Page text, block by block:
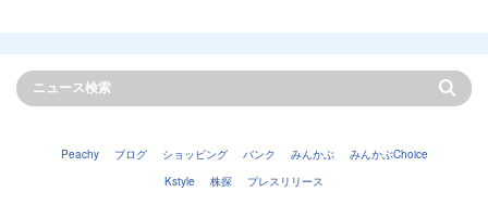
Peachy ブログ ショッピング バンク みんかぶ
みんかぶChoice
Kstyle
株探 プレスリリース